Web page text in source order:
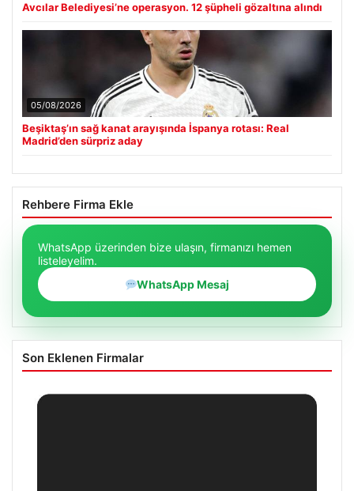
Avcılar Belediyesi’ne operasyon. 12 şüpheli gözaltına alındı
05/08/2026
Beşiktaş’ın sağ kanat arayışında İspanya rotası: Real
Madrid’den sürpriz aday
Rehbere Firma Ekle
WhatsApp üzerinden bize ulaşın, firmanızı hemen
listeleyelim.
WhatsApp Mesaj
Son Eklenen Firmalar